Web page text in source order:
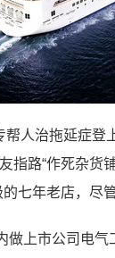
人治拖延症登
指路“作死杂
七年老店，尽
做上市公司电